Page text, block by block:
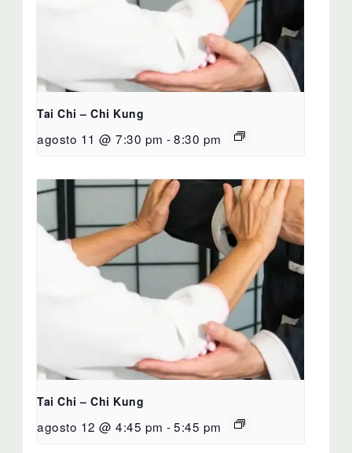
Tai Chi – Chi Kung
agosto 11 @ 7:30 pm -8:30 pm
Tai Chi – Chi Kung
agosto 12 @ 4:45 pm -5:45 pm